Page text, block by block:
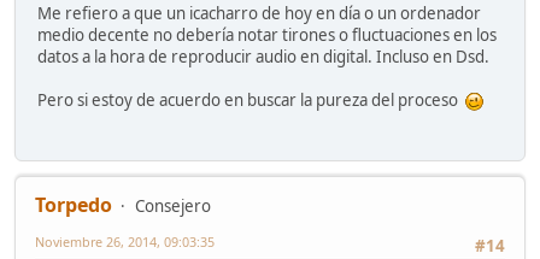
Me refiero a que un icacharro de hoy en día o un ordenador
medio decente no debería notar tirones o fluctuaciones en los
datos a la hora de reproducir audio en digital. Incluso en Dsd.
Pero si estoy de acuerdo en buscar la pureza del proceso
Torpedo
Consejero
#14
Noviembre 26, 2014, 09:03:35